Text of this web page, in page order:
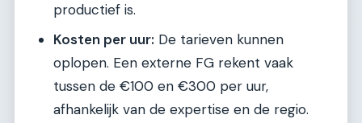
productief is.
Kosten per uur: De tarieven kunnen
oplopen. Een externe FG rekent vaak
tussen de €100 en €300 per uur,
afhankelijk van de expertise en de regio.